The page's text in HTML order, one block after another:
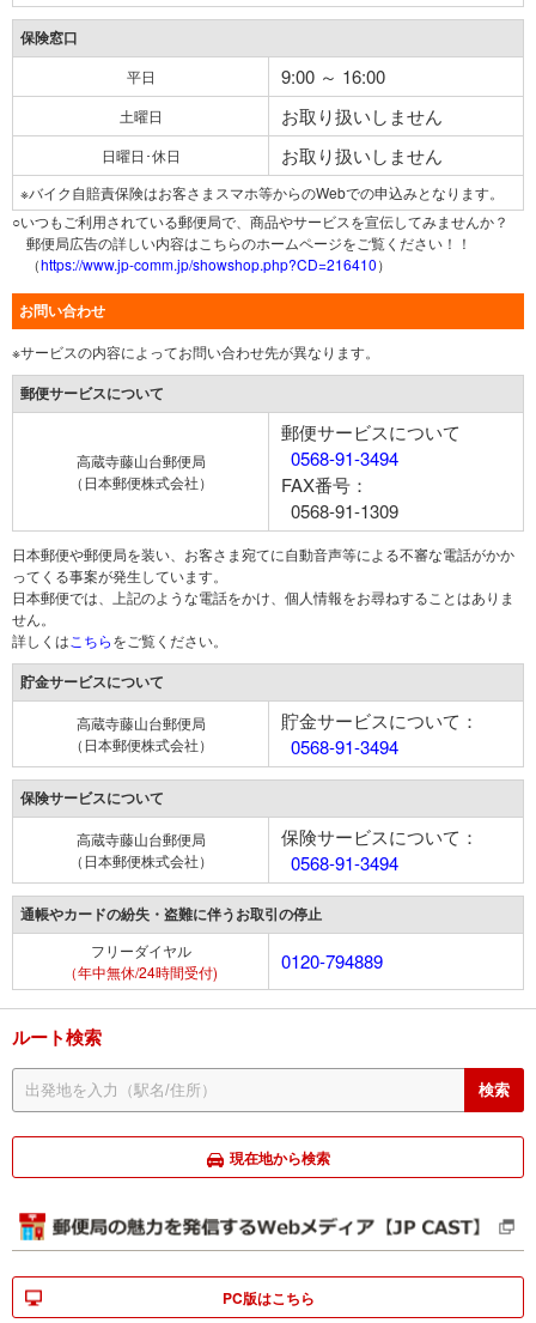
保険窓口
平日 9:00 ～ 16:00
土曜日 お取り扱いしません
日曜日･休日 お取り扱いしません
※バイク自賠責保険はお客さまスマホ等からのWebでの申込みとなります。
○いつもご利用されている郵便局で、商品やサービスを宣伝してみませんか？
郵便局広告の詳しい内容はこちらのホームページをご覧ください！！
（https://www.jp-comm.jp/showshop.php?CD=216410）
お問い合わせ
※サービスの内容によってお問い合わせ先が異なります。
郵便サービスについて
高蔵寺藤山台郵便局
（日本郵便株式会社）
郵便サービスについて
0568-91-3494
FAX番号：
0568-91-1309
日本郵便や郵便局を装い、お客さま宛てに自動音声等による不審な電話がかか
ってくる事案が発生しています。
日本郵便では、上記のような電話をかけ、個人情報をお尋ねすることはありま
せん。
詳しくは こちらをご覧ください。
貯金サービスについて
高蔵寺藤山台郵便局
（日本郵便株式会社）
貯金サービスについて：
0568-91-3494
保険サービスについて
高蔵寺藤山台郵便局
（日本郵便株式会社）
保険サービスについて：
0568-91-3494
通帳やカードの紛失・盗難に伴うお取引の停止
フリーダイヤル
（年中無休/24時間受付)
0120-794889
ルート検索
現在地から検索
PC版はこちら